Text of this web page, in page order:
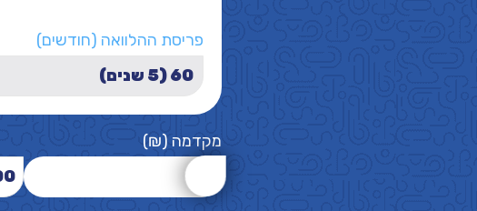
פריסת ההלוואה (חודשים)
מקדמה (₪)